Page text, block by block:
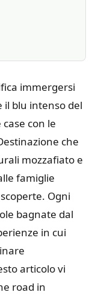
immergersi
blu intenso del
con le
che
mozzafiato e
famiglie
Ogni
bagnate dal
in cui
articolo vi
road in